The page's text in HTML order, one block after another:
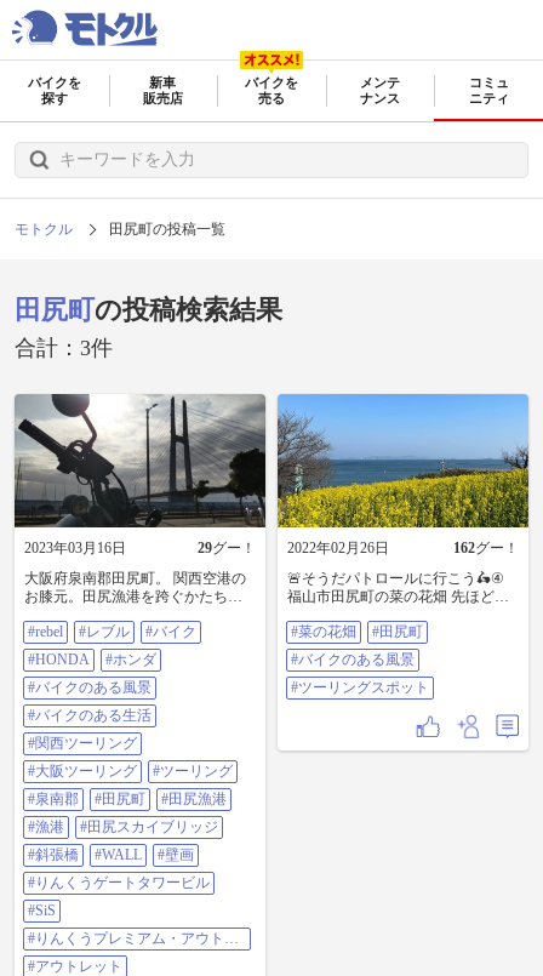
バイクを
探す
新車
販売店
バイクを
売る
メンテ
ナンス
コミュ
ニティ
モトクル 田尻町の投稿一覧
田尻町の投稿検索結果
合計：3件
2023年03月16日 29グー！
大阪府泉南郡田尻町。 関西空港の
お膝元。田尻漁港を跨ぐかたちで
規模の斜張橋「田尻スカイブリッ
ジ」が架橋されています。 田尻漁
港の防潮堤には、一般公募により
選ばれた方によるWall painting が展
示されており漁港の風景として定
着しています。 最後の写真はりん
くうプレミアム・アウトレット周
辺と、高さ256.1mを誇るりんくう
ゲートタワービル（SiS りんくうタ
ワー）の遠景です。 #rebel#レブル#
バイク#honda#ホンダ#バイクのある
風景#バイクのある生活#関西ツー
リング#大阪ツーリング##ツーリン
グ#泉南郡#田尻町#田尻漁港#漁港#
田尻スカイブリッジ#斜張橋#Wall
painting#壁画#りんくうゲートタワ
ービル#SiS りんくうタワー#りんく
うプレミアム・アウトレット#アウ
トレット
#rebel #レブル
#バイク
#HONDA
#ホンダ
#バイクのある風景
#バイクのある生活
#関西ツーリング
#大阪ツーリング
#ツーリング
#泉南郡
#田尻町
#田尻漁港
#漁港
#田尻スカイブリッジ
#斜張橋
#WALL
#壁画
#りんくうゲートタワービル
#SiS
#りんくうプレミアム・アウトレ
ット
#アウトレット
2022年02月26日 162グー！
🚨そうだパトロールに行こう🛵④
福山市田尻町の菜の花畑 先ほどよ
空と青い海がめちゃくちゃ映えて
ました😁 フォルツァもそばで撮れ
たらいいのになぁ🤣 #菜の花畑 #田
尻町 #バイクのある風景 #ツーリン
#菜の花畑
#田尻町
#バイクのある風景
#ツーリングスポット